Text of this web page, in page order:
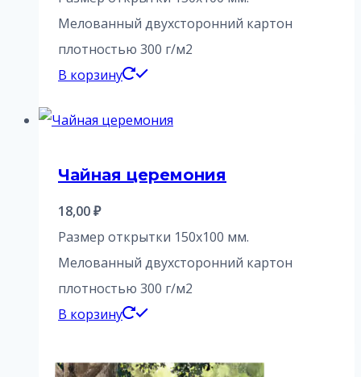
Мелованный двухсторонний картон
плотностью 300 г/м2
В корзину
Чайная церемония
18,00₽
Размер открытки 150х100 мм.
Мелованный двухсторонний картон
плотностью 300 г/м2
В корзину